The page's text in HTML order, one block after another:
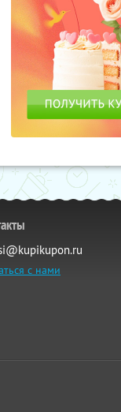
с нами